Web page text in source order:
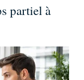
partiel à